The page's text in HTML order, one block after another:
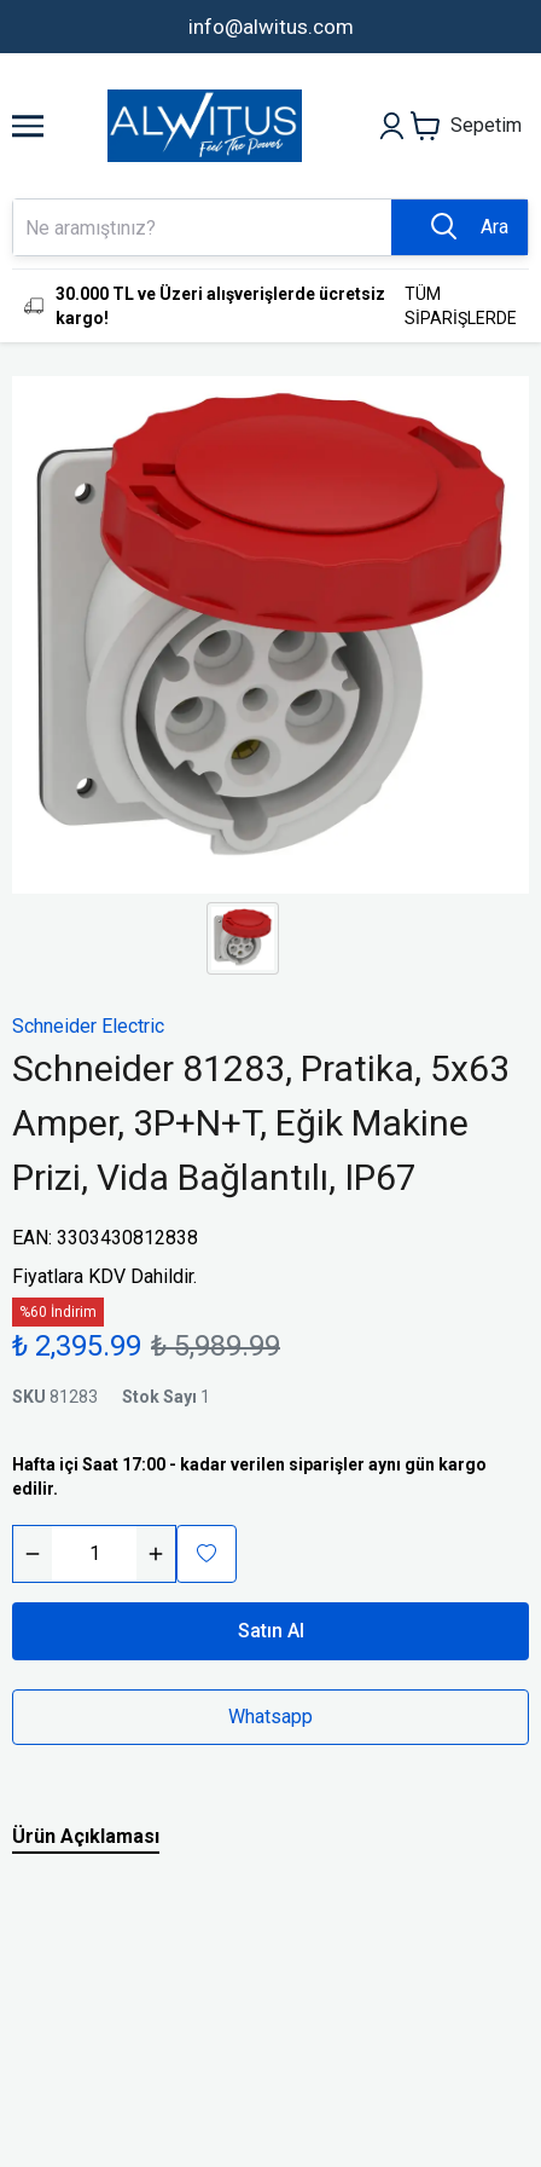
info@alwitus.com
Sepetim
Ara
30.000 TL ve Üzeri alışverişlerde ücretsiz
kargo!
TÜM
SİPARİŞLERDE
Schneider Electric
Schneider 81283, Pratika, 5x63
Amper, 3P+N+T, Eğik Makine
Prizi, Vida Bağlantılı, IP67
EAN: 3303430812838
Fiyatlara KDV Dahildir.
%60 İndirim
₺ 2,395.99 ₺ 5,989.99
SKU 81283 Stok Sayı 1
Hafta içi Saat 17:00 - kadar verilen siparişler aynı gün kargo
edilir.
Satın Al
Whatsapp
Ürün Açıklaması